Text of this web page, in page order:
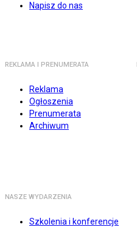
Napisz do nas
REKLAMA I PRENUMERATA
Reklama
Ogłoszenia
Prenumerata
Archiwum
NASZE WYDARZENIA
Szkolenia i konferencje